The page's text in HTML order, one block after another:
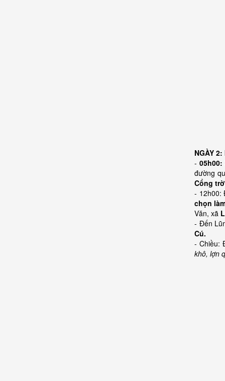
NGÀY 2:
- 05h00:
đường
Cổng
- 12h00:
chọn
Văn, xã
- Đến
Cú.
- Chiều:
khô, lợn